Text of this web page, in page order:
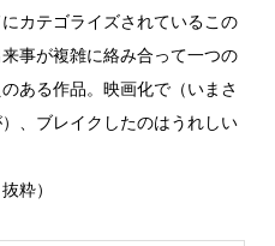
カテゴライズされているこの
事が複雑に絡み合って一つの
ある作品。映画化で（いまさ
、ブレイクしたのはうれしい
粋）